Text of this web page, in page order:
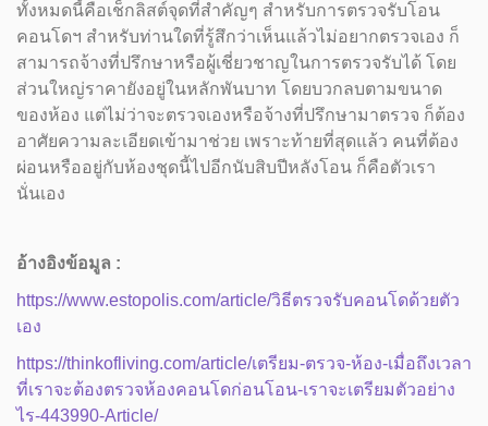
ทั้งหมดนี้คือเช็กลิสต์จุดที่สำคัญๆ สำหรับการตรวจรับโอน
คอนโดฯ สำหรับท่านใดที่รู้สึกว่าเห็นแล้วไม่อยากตรวจเอง ก็
สามารถจ้างที่ปรึกษาหรือผู้เชี่ยวชาญในการตรวจรับได้ โดย
ส่วนใหญ่ราคายังอยู่ในหลักพันบาท โดยบวกลบตามขนาด
ของห้อง แต่ไม่ว่าจะตรวจเองหรือจ้างที่ปรึกษามาตรวจ ก็ต้อง
อาศัยความละเอียดเข้ามาช่วย เพราะท้ายที่สุดแล้ว คนที่ต้อง
ผ่อนหรืออยู่กับห้องชุดนี้ไปอีกนับสิบปีหลังโอน ก็คือตัวเรา
นั่นเอง
อ้างอิงข้อมูล :
https://www.estopolis.com/article/วิธีตรวจรับคอนโดด้วยตัว
เอง
https://thinkofliving.com/article/เตรียม-ตรวจ-ห้อง-เมื่อถึงเวลา
ที่เราจะต้องตรวจห้องคอนโดก่อนโอน-เราจะเตรียมตัวอย่าง
ไร-443990-Article/